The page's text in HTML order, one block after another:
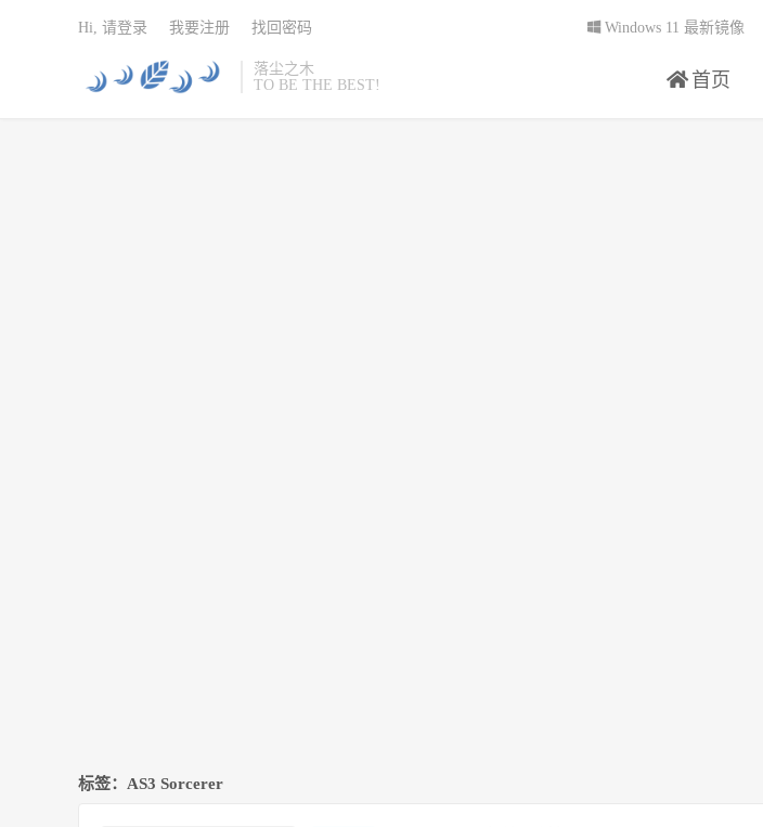
落尘之木
TO BE THE BEST!
首页
Windows 11 最新镜像
Hi, 请登录 我要注册 找回密码
标签：AS3 Sorcerer